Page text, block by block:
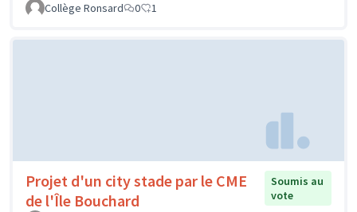
Collège Ronsard
0 1
Projet d'un city stade par le CME
de l'Île Bouchard
Soumis au
vote